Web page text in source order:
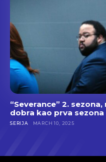
“Severance” 2.
dobra kao prva sezona
SERIJA MARCH 10, 2025